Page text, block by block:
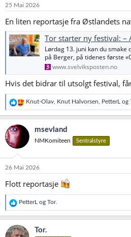
e
:
25 Mai 2026
En liten reportasje fra Østlandets
Tor starter ny festival: – Absolutt
Lørdag 13. juni kan du smake
på Berger, på tidenes første
www.svelviksposten.no
Hvis det bidrar til utsolgt festival,
R
e
a
n
e
:
Knut-Olav Knut Halvorsen PetterL og
msevland
NMKomiteen Sentralstyre
26 Mai 2026
Flott reportasje
R
e
a
k
s
PetterL og Tor.
Tor.